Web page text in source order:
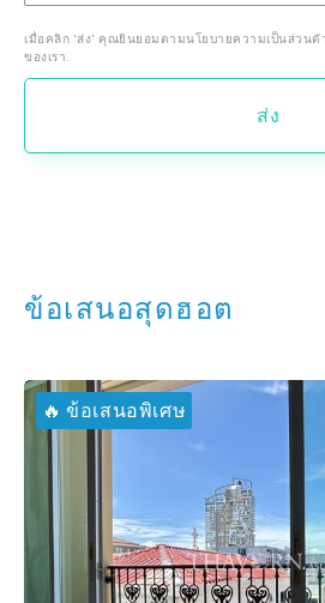
เมื่อคลิก 'ส่ง' คุณยินยอมตามนโยบายความเป็นส่วน
ของเรา.
ส่ง
ข้อเสนอสุดฮอต
🔥 ข้อเสนอพิเศษ